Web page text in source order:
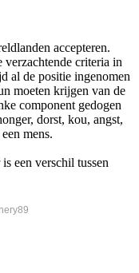
accepteren.
criteria in
al de positie ingenomen
moeten krijgen van de
component gedogen
dorst, kou, angst,
mens.
een verschil tussen